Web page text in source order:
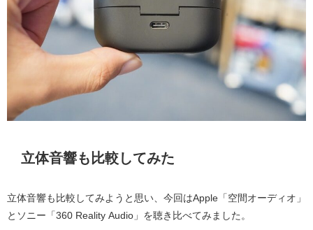
立体音響も比較してみた
立体音響も比較してみようと思い、今回はApple「空間オーディオ」
とソニー「360 Reality Audio」を聴き比べてみました。